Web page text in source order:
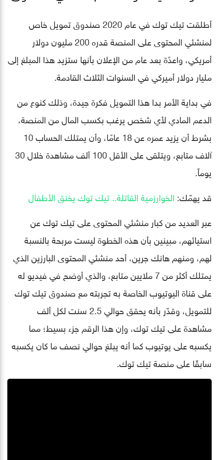
أطلقت تيك توك في عام 2020 صندوق تمويل خاص
لمنشئي المحتوى على المنصة قدره 200 مليون دولار
أمريكي، واعدًة بعد عام من الإعلان بأنها ستزيد هذا المبلغ إلى
مليار دولار أميركي في السنوات الثلاث القادمة.
في بداية الأمر بدا هذا التمويل فكرة جيدة، وذلك كنوع من
الدعم المادي لأي شخص يرغب بكسب المال من المنصة،
بشرط أن يزيد عمره عن 18 عامًا، وأن يمتلك الحساب 10
آلاف متابع، ويتلقى على الأقل 100 ألف مشاهدة خلال 30
يوماً.
قد يهمّك: الخوارزمية القاتلة.. تيك توك يخنق الأطفال
عبر العديد من كبار منشئي المحتوى على تيك توك عن
استيائهم، مبينين بأن هذه الخطوة ليست مربحة بالنسبة
لهم، ومنهم هانك جرين، أحد منشئي المحتوى البارزين الذي
يمتلك أكثر من 7 ملايين متابع، والذي أوضح في فيديو له
على قناة اليوتيوب الخاصة به تجربته مع صندوق تيك توك
للتمويل، وقدّر بأنه يحقق حوالي 2.5 سنت لكل ألف
مشاهدة على تيك توك، وإن هذا الرقم جزء بسيط؛ مما
يكسبه على يوتيوب كما أنه يبلغ حوالي نصف ما كان يكسبه
سابقًا على منصة تيك توك.